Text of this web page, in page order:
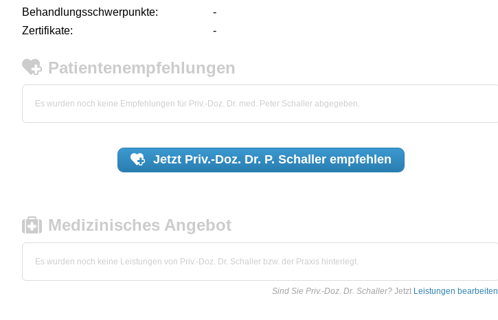
Behandlungsschwerpunkte:
-
Zertifikate:
-
Patientenempfehlungen
Es wurden noch keine Empfehlungen für Priv.-Doz. Dr. med. Peter Schaller abgegeben.
Jetzt Priv.-Doz. Dr. P. Schaller empfehlen
Medizinisches Angebot
Es wurden noch keine Leistungen von Priv.-Doz. Dr. Schaller bzw. der Praxis hinterlegt.
Sind Sie Priv.-Doz. Dr. Schaller? Jetzt Leistungen bearbeiten